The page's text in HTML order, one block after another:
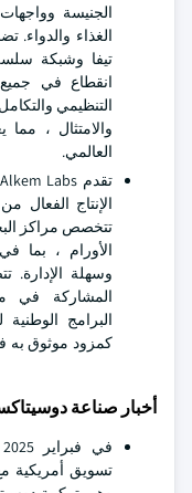
الجنيسة
الغذاء والدواء.
تيفا وشبكة
انقطاع في جميع
والامتثال ، مما
العالمي.
الإنتاج الفعال
الأورام ، بما
وسهلة الإدارة.
المشاركة في
كمزود موثوق
أخبار صناعة